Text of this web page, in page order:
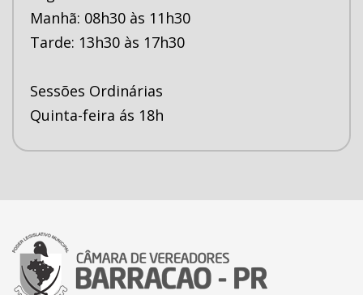
Manhã: 08h30 às 11h30
Tarde: 13h30 às 17h30
Sessões Ordinárias
Quinta-feira ás 18h